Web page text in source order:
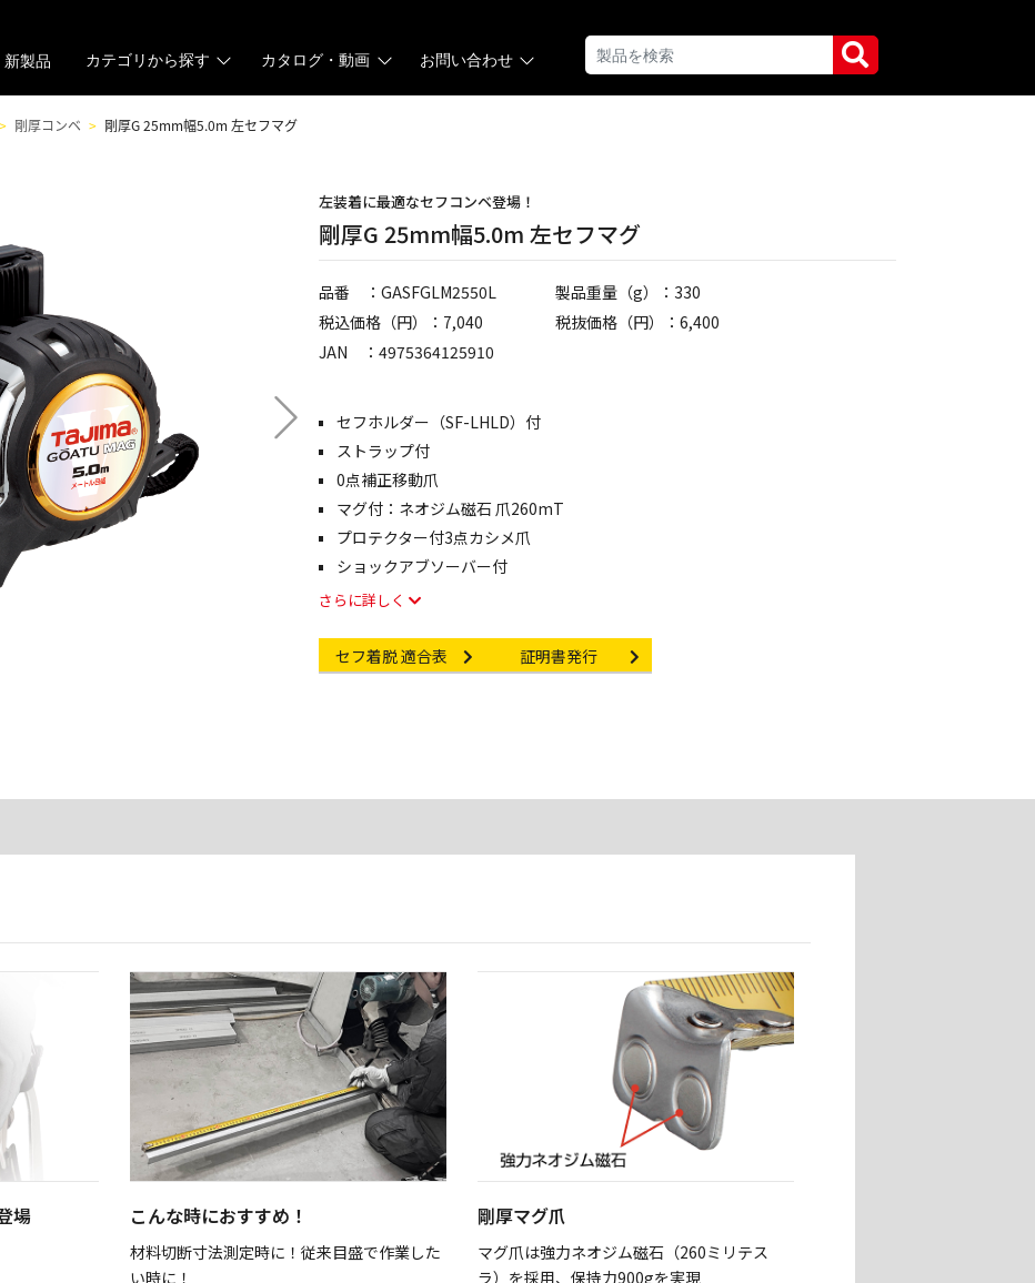
新製品 カテゴリから探す カタログ・動画 お問い合わせ
剛厚コンベ 剛厚G 25mm幅5.0m 左セフマグ
画像・動画を見る
左装着に最適なセフコンベ登場！
剛厚G 25mm幅5.0m 左セフマグ
品番 ：GASFGLM2550L
製品重量（g）：330
税込価格（円）：7,040
税抜価格（円）：6,400
JAN ：4975364125910
セフホルダー（SF-LHLD）付
ストラップ付
0点補正移動爪
マグ付：ネオジム磁石 爪260mT
プロテクター付3点カシメ爪
ショックアブソーバー付
さらに詳しく
Other link
セフ着脱 適合表 Certificate Issuance
証明書発行
場 こんな時におすすめ！
材料切断寸法測定時に！従来目盛で作業した
い時に！
剛厚マグ爪
マグ爪は強力ネオジム磁石（260ミリテス
ラ）を採用、保持力900gを実現